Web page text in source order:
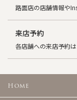
路面店の店舗情報や
来店予約
各店舗への来店予約は
Home